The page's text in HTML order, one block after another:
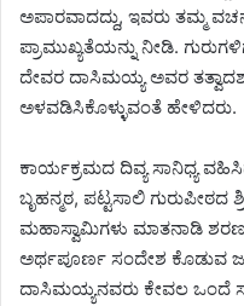
ಅಪಾರವಾದದ್ದು, ಇವರು ತಮ್ಮ
ಪ್ರಾಮುಖ್ಯತೆಯನ್ನು ನೀಡಿ.
ದೇವರ ದಾಸಿಮಯ್ಯ ಅವರ
ಅಳವಡಿಸಿಕೊಳ್ಳುವಂತೆ ಹೇಳಿದರು.
ಕಾರ್ಯಕ್ರಮದ ದಿವ್ಯ ಸಾನಿಧ್ಯ ವಹಿಸಿದ್ದ
ಬೃಹನ್ಮಠ, ಪಟ್ಟಸಾಲಿ
ಮಹಾಸ್ವಾಮಿಗಳು ಮಾತನಾಡಿ
ಅರ್ಥಪೂರ್ಣ ಸಂದೇಶ ಕೊಡುವ
ದಾಸಿಮಯ್ಯನವರು ಕೇವಲ ಒಂದೆ